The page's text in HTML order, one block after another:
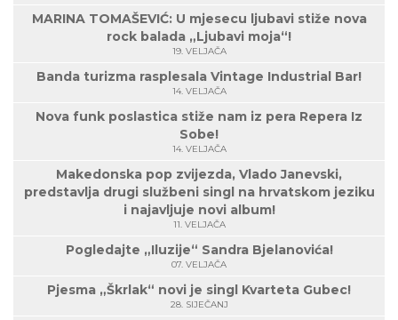
MARINA TOMAŠEVIĆ: U mjesecu ljubavi stiže nova
rock balada „Ljubavi moja“!
19. VELJAČA
Banda turizma rasplesala Vintage Industrial Bar!
14. VELJAČA
Nova funk poslastica stiže nam iz pera Repera Iz
Sobe!
14. VELJAČA
Makedonska pop zvijezda, Vlado Janevski,
predstavlja drugi službeni singl na hrvatskom jeziku
i najavljuje novi album!
11. VELJAČA
Pogledajte „Iluzije“ Sandra Bjelanovića!
07. VELJAČA
Pjesma „Škrlak“ novi je singl Kvarteta Gubec!
28. SIJEČANJ